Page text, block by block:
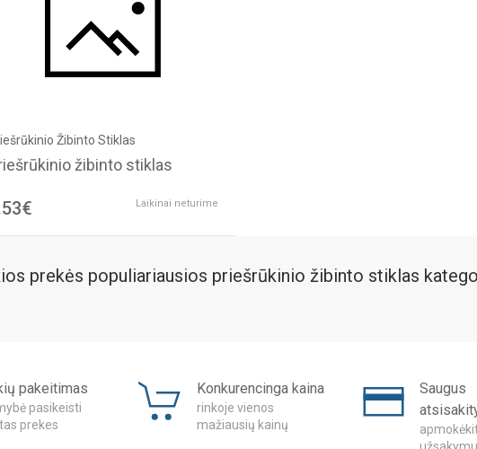
Žibinto Stiklas
žibinto stiklas
Laikinai neturime
prekės populiariausios priešrūkinio žibinto stiklas
pakeitimas
pasikeisti
prekes
Konkurencinga kaina
rinkoje vienos
mažiausių kainų
Saugus